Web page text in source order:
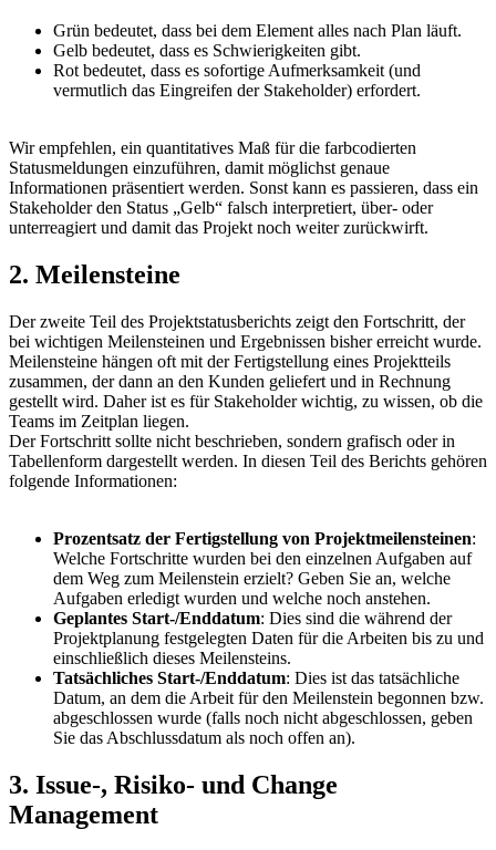
Grün bedeutet, dass bei dem Element alles nach Plan läuft.
Gelb bedeutet, dass es Schwierigkeiten gibt.
Rot bedeutet, dass es sofortige Aufmerksamkeit (und
vermutlich das Eingreifen der Stakeholder) erfordert.
Wir empfehlen, ein quantitatives Maß für die farbcodierten
Statusmeldungen einzuführen, damit möglichst genaue
Informationen präsentiert werden. Sonst kann es passieren, dass ein
Stakeholder den Status „Gelb“ falsch interpretiert, über- oder
unterreagiert und damit das Projekt noch weiter zurückwirft.
2. Meilensteine
Der zweite Teil des Projektstatusberichts zeigt den Fortschritt, der
bei wichtigen Meilensteinen und Ergebnissen bisher erreicht wurde.
Meilensteine hängen oft mit der Fertigstellung eines Projektteils
zusammen, der dann an den Kunden geliefert und in Rechnung
gestellt wird. Daher ist es für Stakeholder wichtig, zu wissen, ob die
Teams im Zeitplan liegen.
Der Fortschritt sollte nicht beschrieben, sondern grafisch oder in
Tabellenform dargestellt werden. In diesen Teil des Berichts gehören
folgende Informationen:
Prozentsatz der Fertigstellung von Projektmeilensteinen:
Welche Fortschritte wurden bei den einzelnen Aufgaben auf
dem Weg zum Meilenstein erzielt? Geben Sie an, welche
Aufgaben erledigt wurden und welche noch anstehen.
Geplantes Start-/Enddatum: Dies sind die während der
Projektplanung festgelegten Daten für die Arbeiten bis zu und
einschließlich dieses Meilensteins.
Tatsächliches Start-/Enddatum: Dies ist das tatsächliche
Datum, an dem die Arbeit für den Meilenstein begonnen bzw.
abgeschlossen wurde (falls noch nicht abgeschlossen, geben
Sie das Abschlussdatum als noch offen an).
3. Issue-, Risiko- und Change
Management